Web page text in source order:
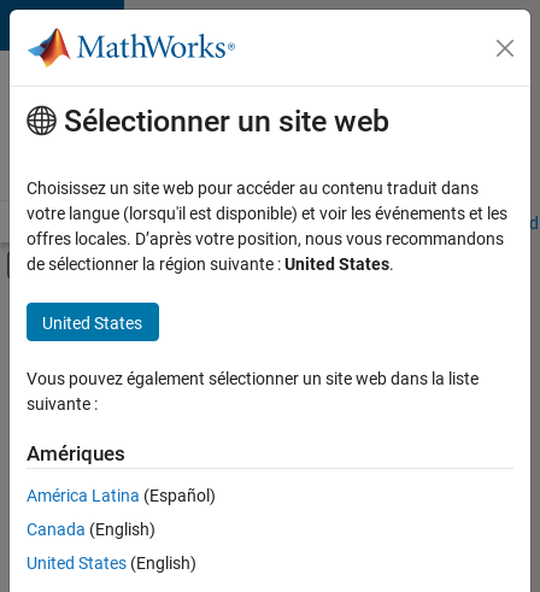
Passer au contenu
Votre
carrière
chez
Accueil Explorer nos opportunités Adresses de nos bureaux
Activer/désactiver l'affichage du menu
Contenu principal
FILTRER PAR
Gestion des programmes
Ingénierie des versions
Applications et services web
Actuellement,
aucune
offre
d'emploi
Sélectionner un site web
Choisissez un site web pour accéder au contenu traduit dans
votre langue (lorsqu'il est disponible) et voir les événements et les
offres locales. D’après votre position, nous vous recommandons
de sélectionner la région suivante :United States.
United States
Vous pouvez également sélectionner un site web dans la liste
suivante :
Amériques
América Latina (Español)
Canada (English)
United States (English)